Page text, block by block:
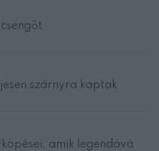
szárnyra kaptak
amik legendává